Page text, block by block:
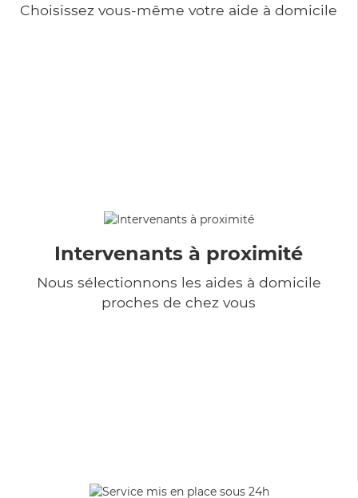
Choisissez vous-même votre aide à domicile
Intervenants à proximité
Nous sélectionnons les aides à domicile
proches de chez vous